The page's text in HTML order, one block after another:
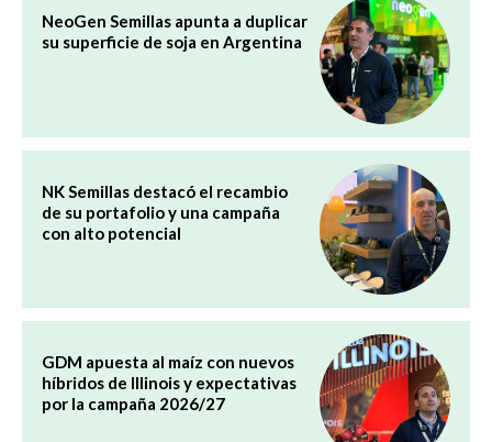
NeoGen Semillas apunta a duplicar
su superficie de soja en Argentina
NK Semillas destacó el recambio
de su portafolio y una campaña
con alto potencial
GDM apuesta al maíz con nuevos
híbridos de Illinois y expectativas
por la campaña 2026/27